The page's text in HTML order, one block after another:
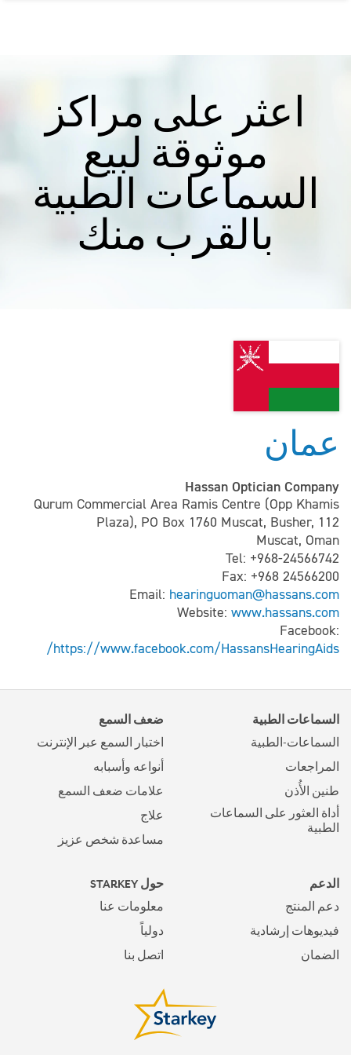
اعثر على مراكز
موثوقة لبيع
السماعات الطبية
بالقرب منك
عمان
Hassan Optician Company
Qurum Commercial Area Ramis Centre (Opp Khamis
Plaza), PO Box 1760 Muscat, Busher, 112
Muscat, Oman
Tel: +968-24566742
Fax: +968 24566200
Email: hearinguoman@hassans.com
Website: www.hassans.com
Facebook:
https://www.facebook.com/HassansHearingAids/
السماعات الطبية
السماعات-الطبية
المراجعات
طنين الأُذن
أداة العثور على السماعات
الطبية
ضعف السمع
اختبار السمع عبر الإنترنت
أنواعه وأسبابه
علامات ضعف السمع
علاج
مساعدة شخص عزيز
الدعم
دعم المنتج
فيديوهات إرشادية
الضمان
حول STARKEY
معلومات عنا
دولياً
اتصل بنا